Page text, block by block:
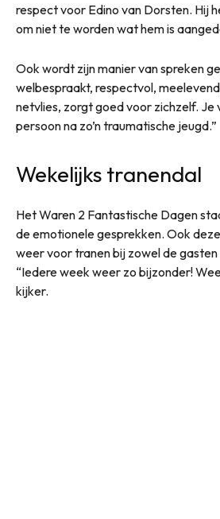
respect voor Edino van Dorsten. Hij
om niet te worden wat hem is
Ook wordt zijn manier van spreken
welbespraakt, respectvol,
netvlies, zorgt goed voor zichzelf.
persoon na zo’n traumatische jeugd.”
Wekelijks tranendal
Het Waren 2 Fantastische Dagen
de emotionele gesprekken. Ook
weer voor tranen bij zowel de gasten
“Iedere week weer zo bijzonder!
kijker.